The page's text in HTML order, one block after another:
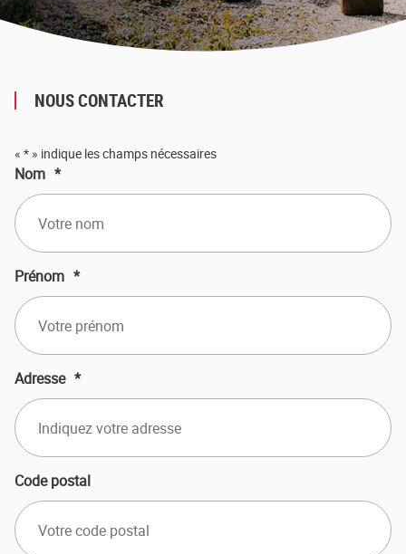
NOUS CONTACTER
« * » indique les champs nécessaires
Nom *
Prénom *
Adresse *
Code postal